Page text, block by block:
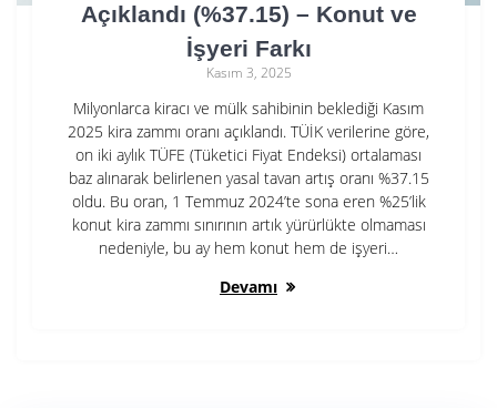
Açıklandı (%37.15) – Konut ve
İşyeri Farkı
Kasım 3, 2025
Milyonlarca kiracı ve mülk sahibinin beklediği Kasım
2025 kira zammı oranı açıklandı. TÜİK verilerine göre,
on iki aylık TÜFE (Tüketici Fiyat Endeksi) ortalaması
baz alınarak belirlenen yasal tavan artış oranı %37.15
oldu. Bu oran, 1 Temmuz 2024’te sona eren %25’lik
konut kira zammı sınırının artık yürürlükte olmaması
nedeniyle, bu ay hem konut hem de işyeri…
Devamı